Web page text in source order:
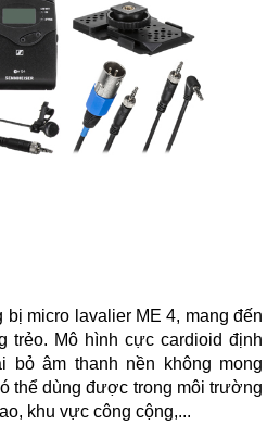
micro lavalier ME 4, mang đến
trẻo. Mô hình cực cardioid định
bỏ âm thanh nền không mong
thể dùng được trong môi trường
khu vực công cộng,...